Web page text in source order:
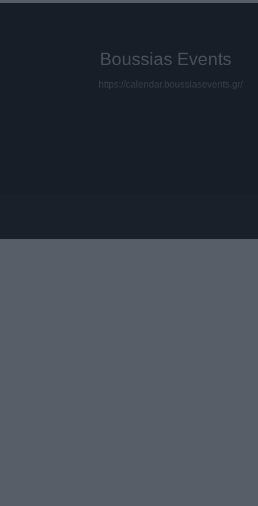
Boussias Events
https://calendar.boussiasevents.gr/